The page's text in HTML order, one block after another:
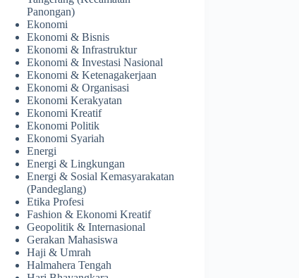
Panongan)
Ekonomi
Ekonomi & Bisnis
Ekonomi & Infrastruktur
Ekonomi & Investasi Nasional
Ekonomi & Ketenagakerjaan
Ekonomi & Organisasi
Ekonomi Kerakyatan
Ekonomi Kreatif
Ekonomi Politik
Ekonomi Syariah
Energi
Energi & Lingkungan
Energi & Sosial Kemasyarakatan
(Pandeglang)
Etika Profesi
Fashion & Ekonomi Kreatif
Geopolitik & Internasional
Gerakan Mahasiswa
Haji & Umrah
Halmahera Tengah